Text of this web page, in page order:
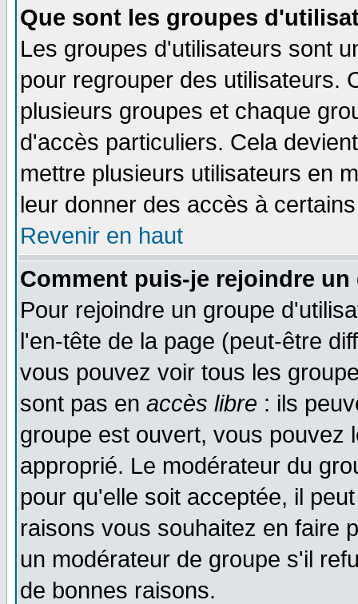
Que sont les groupes
Les groupes d'utilisateurs sont
pour regrouper des utilisateurs.
plusieurs groupes et chaque
d'accès particuliers. Cela
mettre plusieurs utilisateurs en
leur donner des accès à
Revenir en haut
Comment puis-je rejoindre
Pour rejoindre un groupe
l'en-tête de la page (peut-être
vous pouvez voir tous les
sont pas en accès libre : ils
groupe est ouvert, vous pouvez
approprié. Le modérateur du
pour qu'elle soit acceptée, il
raisons vous souhaitez en faire
un modérateur de groupe s'il
de bonnes raisons.